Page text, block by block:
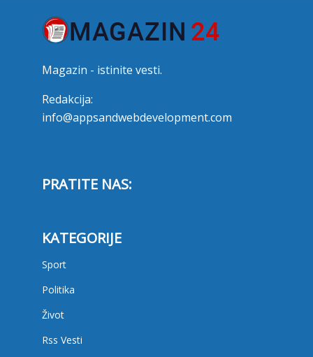
Magazin - istinite vesti.
Redakcija:
info@appsandwebdevelopment.com
PRATITE NAS:
KATEGORIJE
Sport
Politika
Život
Rss Vesti